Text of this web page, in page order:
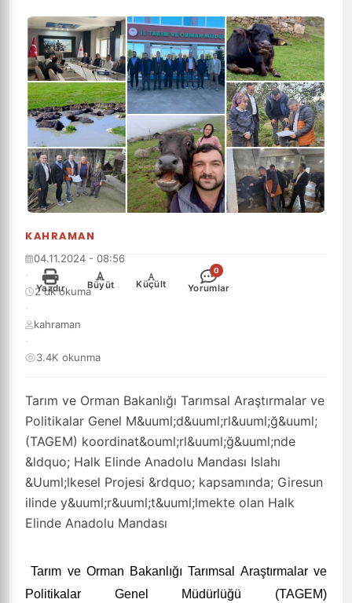
KAHRAMAN
Tarım ve Orman Bakanlığı Tarımsal Araştırmalar ve
Politikalar Genel M&uuml;d&uuml;rl&uuml;ğ&uuml;
(TAGEM) koordinat&ouml;rl&uuml;ğ&uuml;nde
&ldquo; Halk Elinde Anadolu Mandası Islahı
&Uuml;lkesel Projesi &rdquo; kapsamında; Giresun
ilinde y&uuml;r&uuml;t&uuml;lmekte olan Halk
Elinde Anadolu Mandası
04.11.2024 - 08:56
·
2 dk okuma
·
kahraman
·
3.4K okunma
Yazdır
+
Büyüt
-
Küçült
0
Yorumlar
Tarım ve Orman Bakanlığı Tarımsal Araştırmalar ve
Politikalar Genel Müdürlüğü (TAGEM)